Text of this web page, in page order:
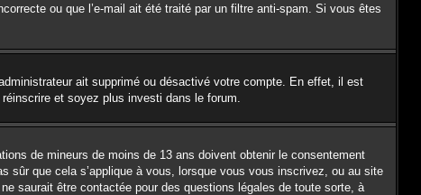
ou que l’e-mail ait été traité par un filtre anti-spam. Si vous êtes
ait supprimé ou désactivé votre compte. En effet, il est
et soyez plus investi dans le forum.
de mineurs de moins de 13 ans doivent obtenir le consentement
sûr que cela s’applique à vous, lorsque vous vous inscrivez, ou au site
saurait être contactée pour des questions légales de toute sorte, à